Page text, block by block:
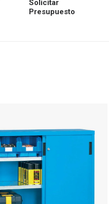
Solicitar
Presupuesto